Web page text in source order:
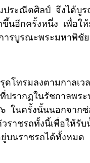
ประณีตศิลป์ จึงได้บู
นอีกครั้งหนึ่ง เพื่อใ
รบูรณะพระมหาพิชัย
โทรมลงตามกาลเว
ปรากฏในรัชกาลพระ
ในครั้งนั้นนอกจาก
ราชรถทั้งนี้เพื่อให้รั
บนราชรถได้ทั้งหมด